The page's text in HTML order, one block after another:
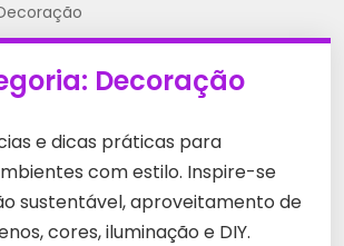
Decoração
e dicas práticas para
com estilo. Inspire-se
sustentável, aproveitamento de
cores, iluminação e DIY.